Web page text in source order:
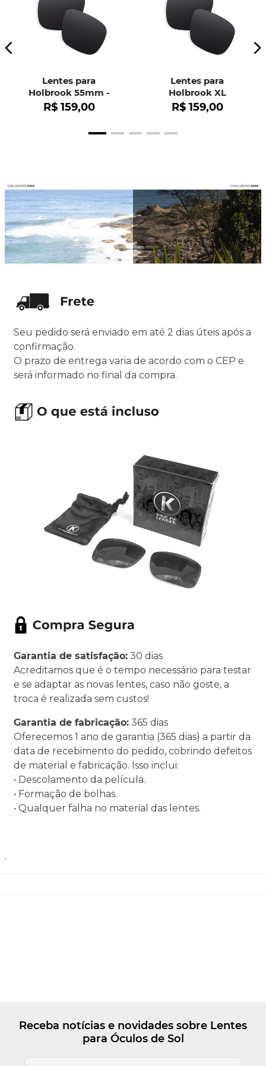
Lentes para
Holbrook 55mm -
OO9102
R$ 159,00
Lentes para
Holbrook XL
R$ 159,00
Seu pedido será enviado em até 2 dias úteis após a
confirmação.
O prazo de entrega varia de acordo com o CEP e
será informado no final da compra.
Garantia de satisfação: 30 dias
Acreditamos que é o tempo necessário para testar
e se adaptar as novas lentes, caso não goste, a
troca é realizada sem custos!
Garantia de fabricação: 365 dias
Oferecemos 1 ano de garantia (365 dias) a partir da
data de recebimento do pedido, cobrindo defeitos
de material e fabricação. Isso inclui:
• Descolamento da película.
• Formação de bolhas.
• Qualquer falha no material das lentes.
.
Receba notícias e novidades sobre Lentes
para Óculos de Sol